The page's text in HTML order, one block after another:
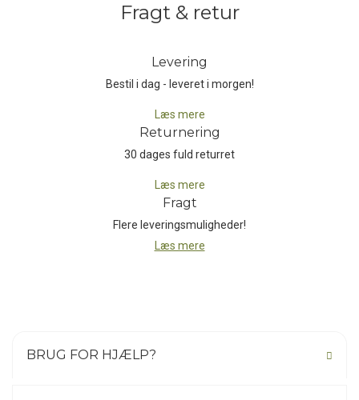
Fragt & retur
Levering
Bestil i dag - leveret i morgen!
Læs mere
Returnering
30 dages fuld returret
Læs mere
Fragt
Flere leveringsmuligheder!
Læs mere
BRUG FOR HJÆLP?